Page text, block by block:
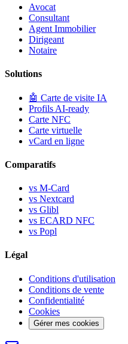
Avocat
Consultant
Agent Immobilier
Dirigeant
Notaire
Solutions
🤖 Carte de visite IA
Profils AI-ready
Carte NFC
Carte virtuelle
vCard en ligne
Comparatifs
vs M-Card
vs Nextcard
vs Glibl
vs ECARD NFC
vs Popl
Légal
Conditions d'utilisation
Conditions de vente
Confidentialité
Cookies
Gérer mes cookies